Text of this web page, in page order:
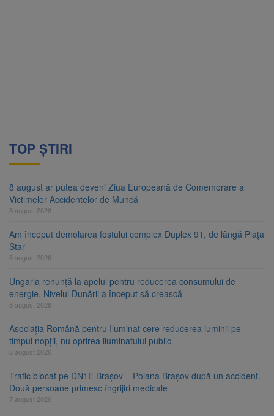
TOP ȘTIRI
8 august ar putea deveni Ziua Europeană de Comemorare a
Victimelor Accidentelor de Muncă
8 august 2026
Am început demolarea fostului complex Duplex 91, de lângă Piața
Star
8 august 2026
Ungaria renunță la apelul pentru reducerea consumului de
energie. Nivelul Dunării a început să crească
8 august 2026
Asociația Română pentru Iluminat cere reducerea luminii pe
timpul nopții, nu oprirea iluminatului public
8 august 2026
Trafic blocat pe DN1E Brașov – Poiana Brașov după un accident.
Două persoane primesc îngrijiri medicale
7 august 2026